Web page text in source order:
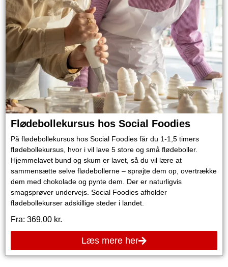
Fl⌀debollekursus hos Social Foodies
På flødebollekursus hos Social Foodies får du 1-1,5 timers
flødebollekursus, hvor i vil lave 5 store og små flødeboller.
Hjemmelavet bund og skum er lavet, så du vil lære at
sammensætte selve flødebollerne – sprøjte dem op, overtrække
dem med chokolade og pynte dem. Der er naturligvis
smagsprøver undervejs. Social Foodies afholder
flødebollekurser adskillige steder i landet.
Fra: 369,00 kr.
Læs mere her